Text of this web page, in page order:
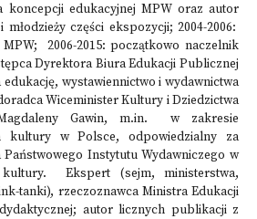
koncepcji edukacyjnej MPW oraz autor
części ekspozycji; 2004-2006:
2006-2015: początkowo naczelnik
Dyrektora Biura Edukacji Publicznej
wystawiennictwo i wydawnictwa
Wiceminister Kultury i Dziedzictwa
Gawin, m.in. w zakresie
kultury w Polsce, odpowiedzialny za
Instytutu Wydawniczego w
kultury. Ekspert (sejm, ministerstwa,
tanki), rzeczoznawca Ministra Edukacji
autor licznych publikacji z